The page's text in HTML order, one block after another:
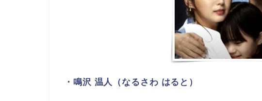
・鳴沢 温人（なるさわ はると）